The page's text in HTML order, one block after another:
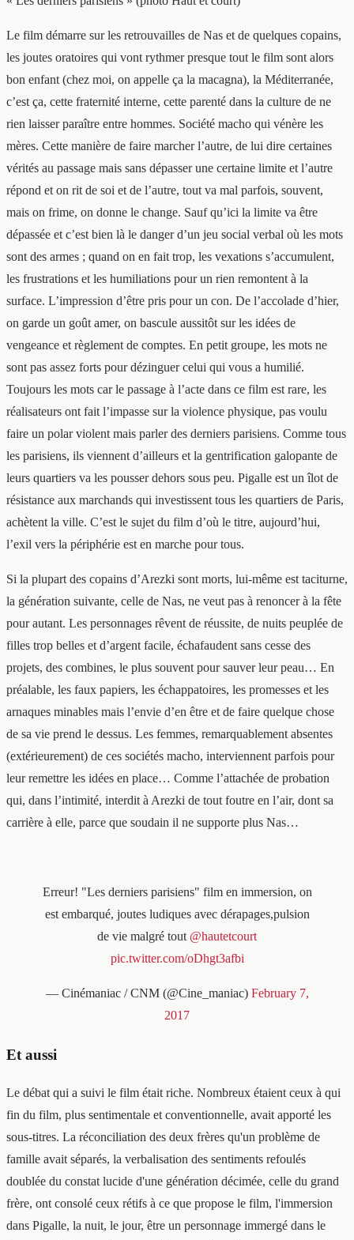
Le film démarre sur les retrouvailles de Nas et de quelques copains,
les joutes oratoires qui vont rythmer presque tout le film sont alors
bon enfant (chez moi, on appelle ça la macagna), la Méditerranée,
c’est ça, cette fraternité interne, cette parenté dans la culture de ne
rien laisser paraître entre hommes. Société macho qui vénère les
mères. Cette manière de faire marcher l’autre, de lui dire certaines
vérités au passage mais sans dépasser une certaine limite et l’autre
répond et on rit de soi et de l’autre, tout va mal parfois, souvent,
mais on frime, on donne le change. Sauf qu’ici la limite va être
dépassée et c’est bien là le danger d’un jeu social verbal où les mots
sont des armes ; quand on en fait trop, les vexations s’accumulent,
les frustrations et les humiliations pour un rien remontent à la
surface. L’impression d’être pris pour un con. De l’accolade d’hier,
on garde un goût amer, on bascule aussitôt sur les idées de
vengeance et règlement de comptes. En petit groupe, les mots ne
sont pas assez forts pour dézinguer celui qui vous a humilié.
Toujours les mots car le passage à l’acte dans ce film est rare, les
réalisateurs ont fait l’impasse sur la violence physique, pas voulu
faire un polar violent mais parler des derniers parisiens. Comme tous
les parisiens, ils viennent d’ailleurs et la gentrification galopante de
leurs quartiers va les pousser dehors sous peu. Pigalle est un îlot de
résistance aux marchands qui investissent tous les quartiers de Paris,
achètent la ville. C’est le sujet du film d’où le titre, aujourd’hui,
l’exil vers la périphérie est en marche pour tous.
Si la plupart des copains d’Arezki sont morts, lui-même est taciturne,
la génération suivante, celle de Nas, ne veut pas à renoncer à la fête
pour autant. Les personnages rêvent de réussite, de nuits peuplée de
filles trop belles et d’argent facile, échafaudent sans cesse des
projets, des combines, le plus souvent pour sauver leur peau… En
préalable, les faux papiers, les échappatoires, les promesses et les
arnaques minables mais l’envie d’en être et de faire quelque chose
de sa vie prend le dessus. Les femmes, remarquablement absentes
(extérieurement) de ces sociétés macho, interviennent parfois pour
leur remettre les idées en place… Comme l’attachée de probation
qui, dans l’intimité, interdit à Arezki de tout foutre en l’air, dont sa
carrière à elle, parce que soudain il ne supporte plus Nas…
Erreur! "Les derniers parisiens" film en immersion, on
est embarqué, joutes ludiques avec dérapages,pulsion
de vie malgré tout @hautetcourt
pic.twitter.com/oDhgt3afbi
— Cinémaniac / CNM (@Cine_maniac) February 7,
2017
Et aussi
Le débat qui a suivi le film était riche. Nombreux étaient ceux à qui
fin du film, plus sentimentale et conventionnelle, avait apporté les
sous-titres. La réconciliation des deux frères qu'un problème de
famille avait séparés, la verbalisation des sentiments refoulés
doublée du constat lucide d'une génération décimée, celle du grand
frère, ont consolé ceux rétifs à ce que propose le film, l'immersion
dans Pigalle, la nuit, le jour, être un personnage immergé dans le